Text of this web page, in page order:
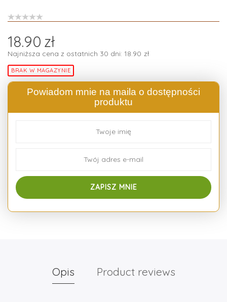
18.90 zł
Najniższa cena z ostatnich 30 dni: 18.90 zł
BRAK W MAGAZYNIE
Powiadom mnie na maila o dostępności
produktu
Opis Product reviews